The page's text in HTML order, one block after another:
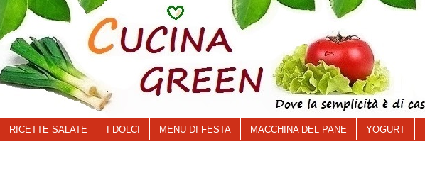
RICETTE SALATE I DOLCI MENU DI FESTA MACCHINA DEL PANE YOGURT